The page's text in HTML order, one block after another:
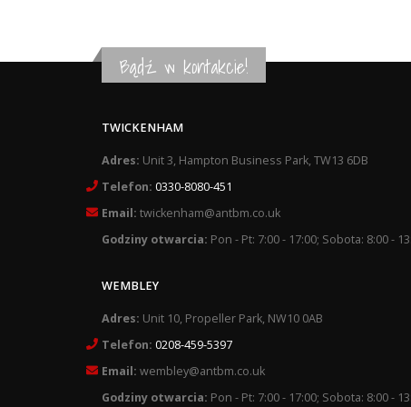
Bądź w kontakcie!
TWICKENHAM
Adres: Unit 3, Hampton Business Park, TW13 6DB
Telefon: 0330-8080-451
Email: twickenham@antbm.co.uk
Godziny otwarcia: Pon - Pt: 7:00 - 17:00; Sobota: 8:00 -
WEMBLEY
Adres: Unit 10, Propeller Park, NW10 0AB
Telefon: 0208-459-5397
Email: wembley@antbm.co.uk
Godziny otwarcia: Pon - Pt: 7:00 - 17:00; Sobota: 8:00 -